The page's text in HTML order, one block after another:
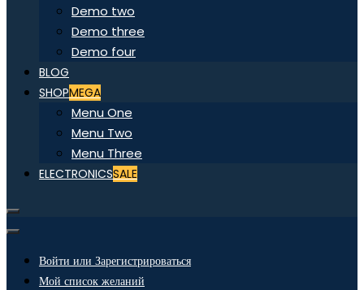
Demo two
Demo three
Demo four
BLOG
SHOPMEGA
Menu One
Menu Two
Menu Three
ELECTRONICSSALE
Войти или Зарегистрироваться
Мой список желаний